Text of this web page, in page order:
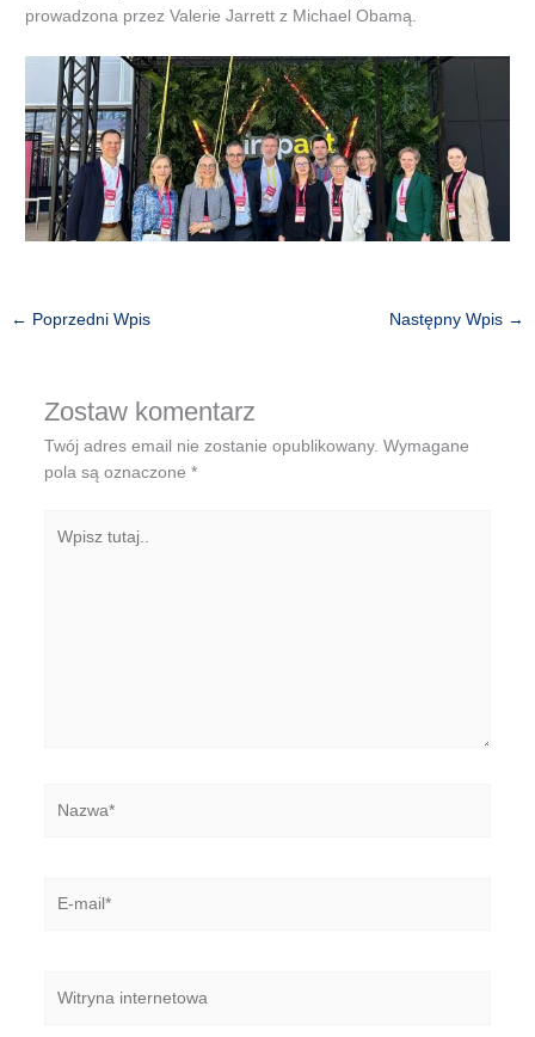
prowadzona przez Valerie Jarrett z Michael Obamą.
← Poprzedni Wpis Następny Wpis →
Zostaw komentarz
Twój adres email nie zostanie opublikowany. Wymagane
pola są oznaczone *
tutaj..
internetowa